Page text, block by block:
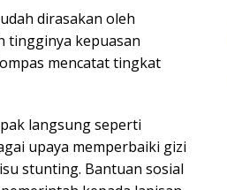
dirasakan oleh
tingginya kepuasan
mencatat tingkat
langsung seperti
upaya memperbaiki gizi
stunting. Bantuan sosial